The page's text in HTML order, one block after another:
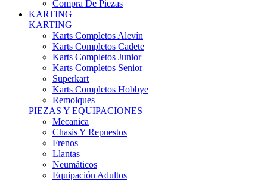
Compra De Piezas
KARTING
KARTING
Karts Completos Alevín
Karts Completos Cadete
Karts Completos Junior
Karts Completos Senior
Superkart
Karts Completos Hobbye
Remolques
PIEZAS Y EQUIPACIONES
Mecanica
Chasis Y Repuestos
Frenos
Llantas
Neumáticos
Equipación Adultos